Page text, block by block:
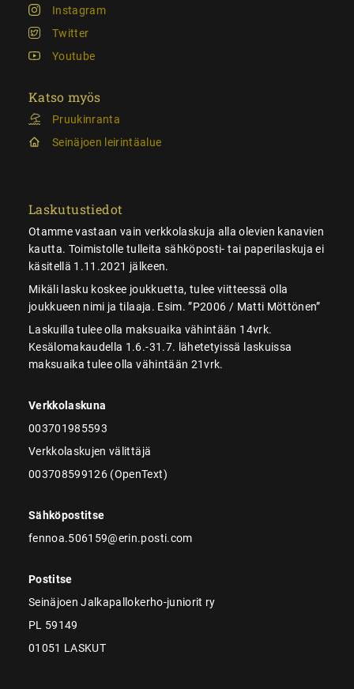
Instagram
Twitter
Youtube
Katso myös
Pruukinranta
Seinäjoen leirintäalue
Laskutustiedot
Otamme vastaan vain verkkolaskuja alla olevien kanavien
kautta. Toimistolle tulleita sähköposti- tai paperilaskuja ei
käsitellä 1.11.2021 jälkeen.
Mikäli lasku koskee joukkuetta, tulee viitteessä olla
joukkueen nimi ja tilaaja. Esim. ”P2006 / Matti Möttönen”
Laskuilla tulee olla maksuaika vähintään 14vrk.
Kesälomakaudella 1.6.-31.7. lähetetyissä laskuissa
maksuaika tulee olla vähintään 21vrk.
Verkkolaskuna
003701985593
Verkkolaskujen välittäjä
003708599126 (OpenText)
Sähköpostitse
fennoa.506159@erin.posti.com
Postitse
Seinäjoen Jalkapallokerho-juniorit ry
PL 59149
01051 LASKUT